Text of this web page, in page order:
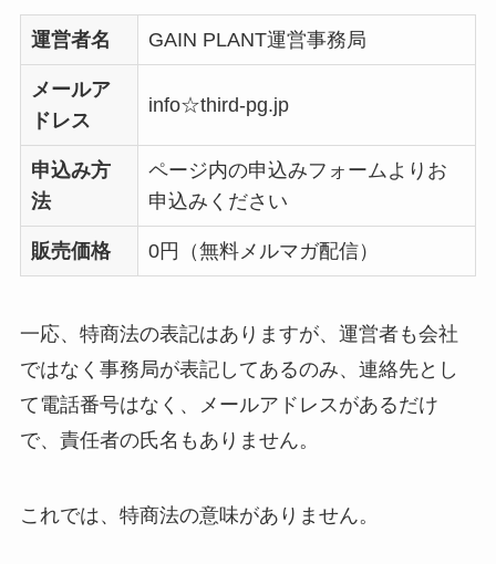
運営者名 GAIN PLANT運営事務局
メールア
ドレス
info☆third-pg.jp
申込み方
法
ページ内の申込みフォームよりお
申込みください
販売価格 0円（無料メルマガ配信）
一応、特商法の表記はありますが、運営者も会社
ではなく事務局が表記してあるのみ、連絡先とし
て電話番号はなく、メールアドレスがあるだけ
で、責任者の氏名もありません。
これでは、特商法の意味がありません。